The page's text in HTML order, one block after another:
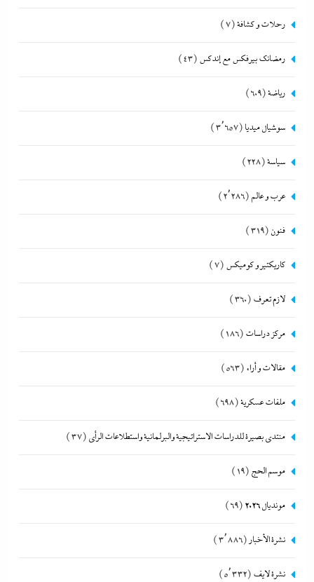
رحلات و كشافة(7)
رمضانك بيرفكس مع إندكس (43)
رياضة(609)
سوشيال ميديا (3٬657)
سياسة(228)
عرب و عالم (2٬286)
فنون (319)
كاريكتير و كوميكس (7)
لازم تعرف (360)
مركز دراسات (186)
مقالات و أراء (563)
ملفات عسكرية(698)
منتدى بصيرة للدراسات الاستراتيجية والبرلمانية واستطلاعات الرأى (37)
موسم الحج (19)
مونديال 2026 (69)
نشرة الأخبار (3٬886)
نشرة لايف (5٬332)